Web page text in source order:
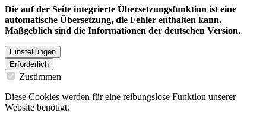
Die auf der Seite integrierte Übersetzungsfunktion ist eine
automatische Übersetzung, die Fehler enthalten kann.
Maßgeblich sind die Informationen der deutschen Version.
Einstellungen
Erforderlich
Zustimmen
Diese Cookies werden für eine reibungslose Funktion unserer
Website benötigt.